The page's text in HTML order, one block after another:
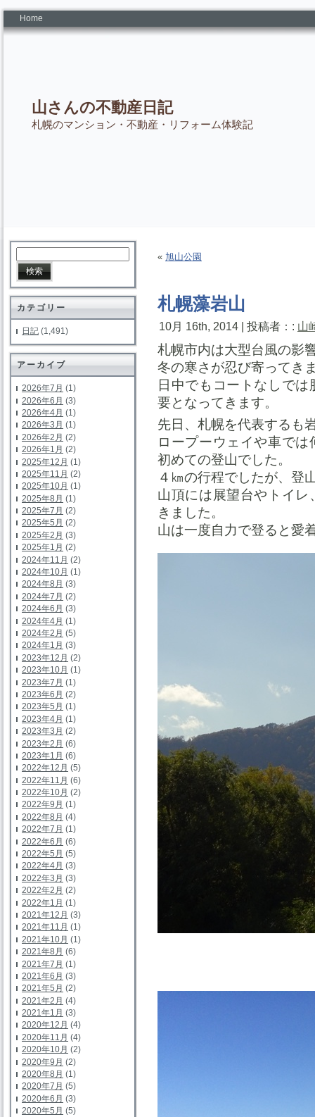
Home
山さんの不動産日記
札幌のマンション・不動産・リフォーム体験記
カテゴリー
日記 (1,491)
アーカイブ
2026年7月 (1)
2026年6月 (3)
2026年4月 (1)
2026年3月 (1)
2026年2月 (2)
2026年1月 (2)
2025年12月 (1)
2025年11月 (2)
2025年10月 (1)
2025年8月 (1)
2025年7月 (2)
2025年5月 (2)
2025年2月 (3)
2025年1月 (2)
2024年11月 (2)
2024年10月 (1)
2024年8月 (3)
2024年7月 (2)
2024年6月 (3)
2024年4月 (1)
2024年2月 (5)
2024年1月 (3)
2023年12月 (2)
2023年10月 (1)
2023年7月 (1)
2023年6月 (2)
2023年5月 (1)
2023年4月 (1)
2023年3月 (2)
2023年2月 (6)
2023年1月 (6)
2022年12月 (5)
2022年11月 (6)
2022年10月 (2)
2022年9月 (1)
2022年8月 (4)
2022年7月 (1)
2022年6月 (6)
2022年5月 (5)
2022年4月 (3)
2022年3月 (3)
2022年2月 (2)
2022年1月 (1)
2021年12月 (3)
2021年11月 (1)
2021年10月 (1)
2021年8月 (6)
2021年7月 (1)
2021年6月 (3)
2021年5月 (2)
2021年2月 (4)
2021年1月 (3)
2020年12月 (4)
2020年11月 (4)
2020年10月 (2)
2020年9月 (2)
2020年8月 (1)
2020年7月 (5)
2020年6月 (3)
2020年5月 (5)
« 旭山公園
札幌藻岩山
10月 16th, 2014 | 投稿者：: 山
札幌市内は大型台風の影
冬の寒さが忍び寄ってき
日中でもコートなしで
要となってきます。
先日、札幌を代表するも
ロープーウェイや車で
初めての登山でした。
４㎞の行程でしたが、登
山頂には展望台やトイ
きました。
山は一度自力で登ると愛